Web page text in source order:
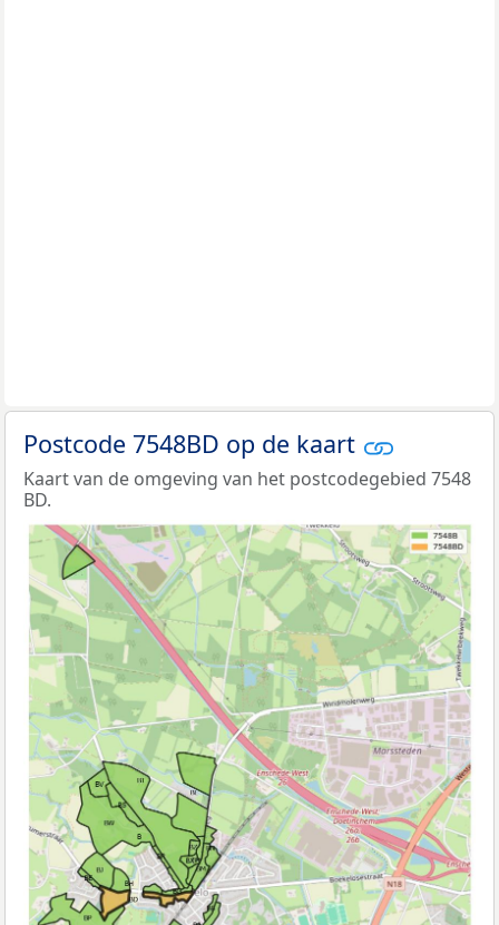
Postcode 7548BD op de kaart
Kaart van de omgeving van het postcodegebied 7548
BD.